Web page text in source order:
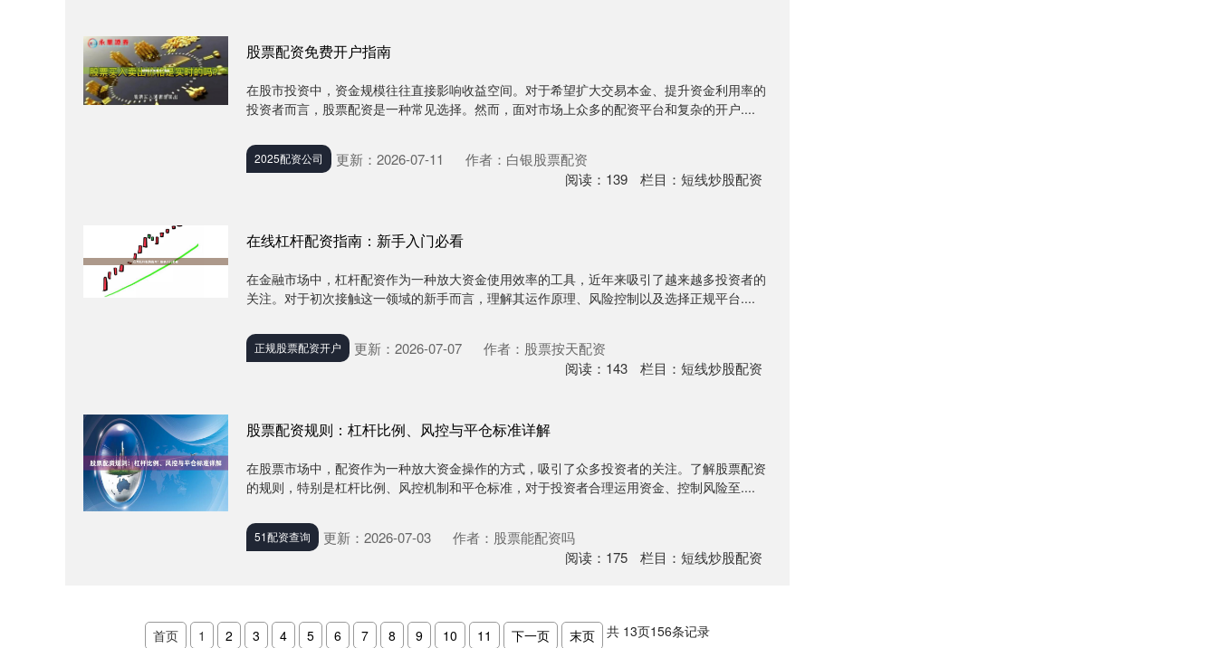
股票配资免费开户指南
在股市投资中，资金规模往往直接影响收益空间。对于希望扩大交易本金、提升资金利用率的
投资者而言，股票配资是一种常见选择。然而，面对市场上众多的配资平台和复杂的开户....
2025配资公司 更新：2026-07-11
作者：白银股票配资
阅读： 139 栏目： 短线炒股配资
在线杠杆配资指南：新手入门必看
在金融市场中，杠杆配资作为一种放大资金使用效率的工具，近年来吸引了越来越多投资者的
关注。对于初次接触这一领域的新手而言，理解其运作原理、风险控制以及选择正规平台....
正规股票配资开户 更新：2026-07-07
作者：股票按天配资
阅读： 143 栏目： 短线炒股配资
股票配资规则：杠杆比例、风控与平仓标准详解
在股票市场中，配资作为一种放大资金操作的方式，吸引了众多投资者的关注。了解股票配资
的规则，特别是杠杆比例、风控机制和平仓标准，对于投资者合理运用资金、控制风险至....
51配资查询 更新：2026-07-03
作者：股票能配资吗
阅读： 175 栏目： 短线炒股配资
首页 1 2 3 4 5 6 7 8 9 10 11 下一页 末页 共 13页156条记录